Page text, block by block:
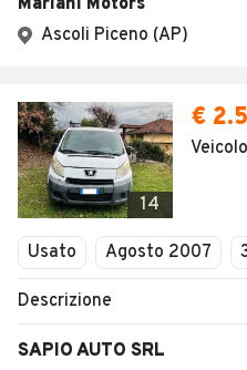
Mariani Motors
Ascoli Piceno (AP)
14
€
Usato Agosto 2007
Descrizione
SAPIO AUTO SRL